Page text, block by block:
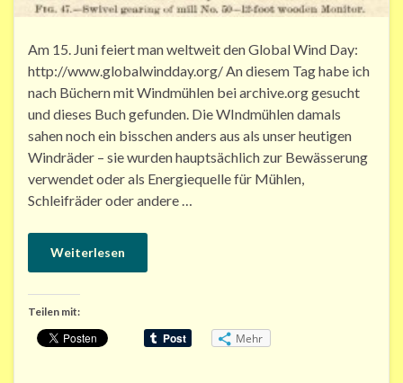
Am 15. Juni feiert man weltweit den Global Wind Day:
http://www.globalwindday.org/ An diesem Tag habe ich
nach Büchern mit Windmühlen bei archive.org gesucht
und dieses Buch gefunden. Die WIndmühlen damals
sahen noch ein bisschen anders aus als unser heutigen
Windräder – sie wurden hauptsächlich zur Bewässerung
verwendet oder als Energiequelle für Mühlen,
Schleifräder oder andere …
Weiterlesen
Teilen mit:
Mehr